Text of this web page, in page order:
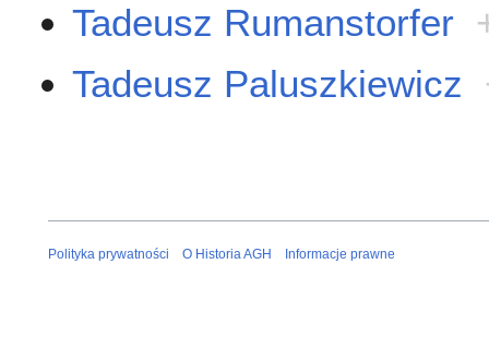
Tadeusz Rumanstorfer
Tadeusz Paluszkiewicz
Polityka prywatności O Historia AGH Informacje prawne